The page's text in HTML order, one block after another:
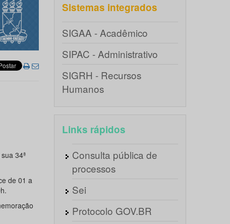
34ª
de 01 a
Sistemas integrados
SIGAA - Acadêmico
SIPAC - Administrativo
SIGRH - Recursos
Humanos
Links rápidos
Consulta pública de
processos
Sei
Protocolo GOV.BR